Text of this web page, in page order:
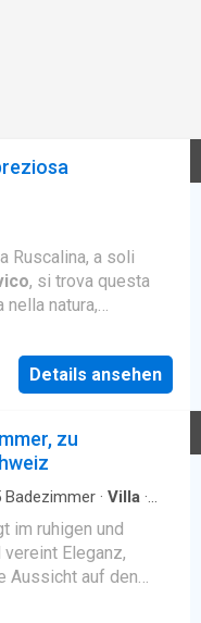
Ruscalina, a soli
, si trova questa
natura,
Details ansehen
zu
Badezimmer · Villa ·
im ruhigen und
vereint Eleganz,
Aussicht auf den